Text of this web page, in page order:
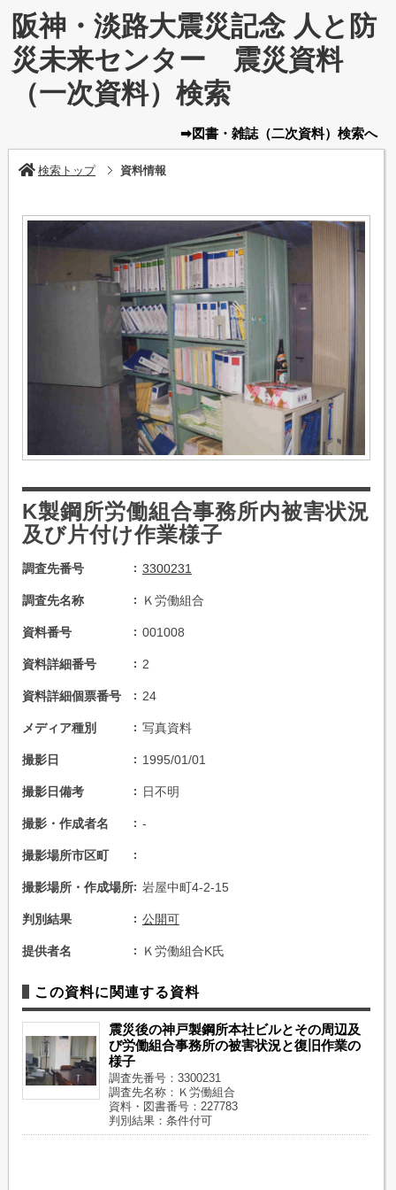
阪神・淡路大震災記念 人と防
災未来センター 震災資料
（一次資料）検索
➡図書・雑誌（二次資料） 検索へ
検索トップ 資料情報
K製鋼所労働組合事務所内被害状況
及び片付け作業様子
調査先番号 3300231
調査先名称 Ｋ労働組合
資料番号 001008
資料詳細番号 2
資料詳細個票番号 24
メディア種別 写真資料
撮影日 1995/01/01
撮影日備考 日不明
撮影・作成者名 -
撮影場所市区町
撮影場所・作成場所 岩屋中町4-2-15
判別結果 公開可
提供者名 Ｋ労働組合K氏
この資料に関連する資料
震災後の神戸製鋼所本社ビルとその周辺及
び労働組合事務所の被害状況と復旧作業の
様子
調査先番号：3300231
調査先名称：Ｋ労働組合
資料・図書番号：227783
判別結果：条件付可